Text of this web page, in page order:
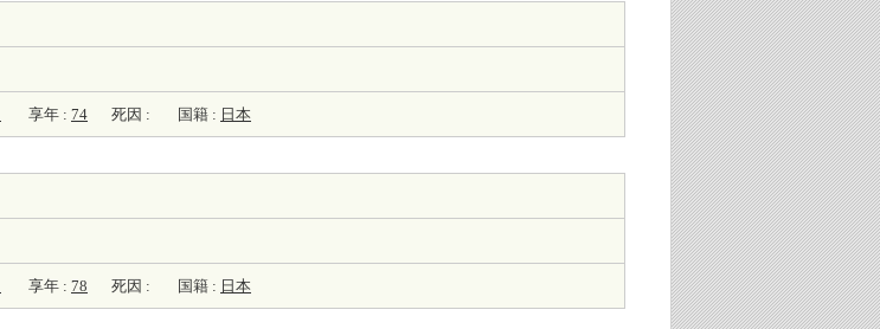
享年 : 74 死因 : 国籍 : 日本
享年 : 78 死因 : 国籍 : 日本